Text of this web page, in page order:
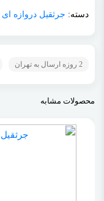
دسته: جرثقیل دروازه ای
2 روزه ارسال به تهران
محصولات مشابه